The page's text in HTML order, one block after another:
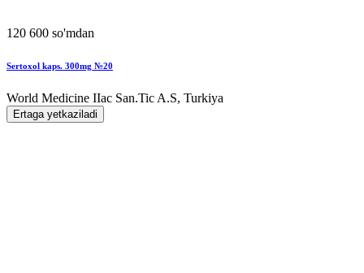
120 600 so'mdan
Sertoxol kaps. 300mg №20
World Мedicine IIac San.Tic A.S, Turkiya
Ertaga yetkaziladi